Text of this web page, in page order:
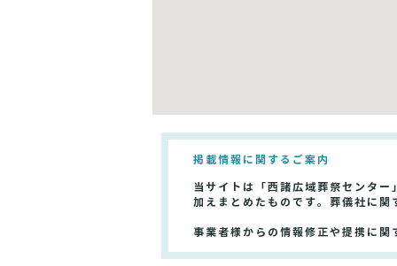
掲載情報に関するご案内
当サイトは「西諸広域葬祭センタ
加えまとめたものです。葬儀社に
事業者様からの情報修正や提携に